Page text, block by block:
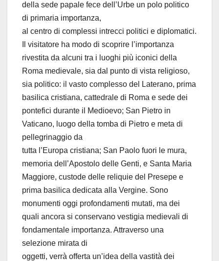
della sede papale fece dell’Urbe un polo politico
di primaria importanza,
al centro di complessi intrecci politici e diplomatici.
Il visitatore ha modo di scoprire l’importanza
rivestita da alcuni tra i luoghi più iconici della
Roma medievale, sia dal punto di vista religioso,
sia politico: il vasto complesso del Laterano, prima
basilica cristiana, cattedrale di Roma e sede dei
pontefici durante il Medioevo; San Pietro in
Vaticano, luogo della tomba di Pietro e meta di
pellegrinaggio da
tutta l’Europa cristiana; San Paolo fuori le mura,
memoria dell’Apostolo delle Genti, e Santa Maria
Maggiore, custode delle reliquie del Presepe e
prima basilica dedicata alla Vergine. Sono
monumenti oggi profondamenti mutati, ma dei
quali ancora si conservano vestigia medievali di
fondamentale importanza. Attraverso una
selezione mirata di
oggetti, verrà offerta un’idea della vastità dei